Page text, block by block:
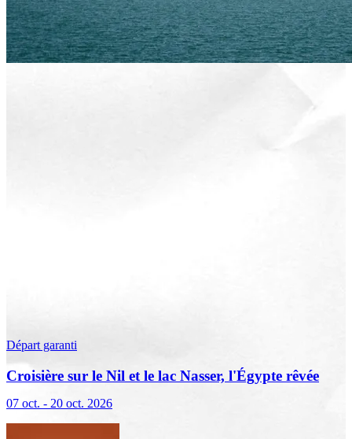
Départ garanti
Croisière sur le Nil et le lac Nasser, l'Égypte rêvée
07 oct. - 20 oct. 2026